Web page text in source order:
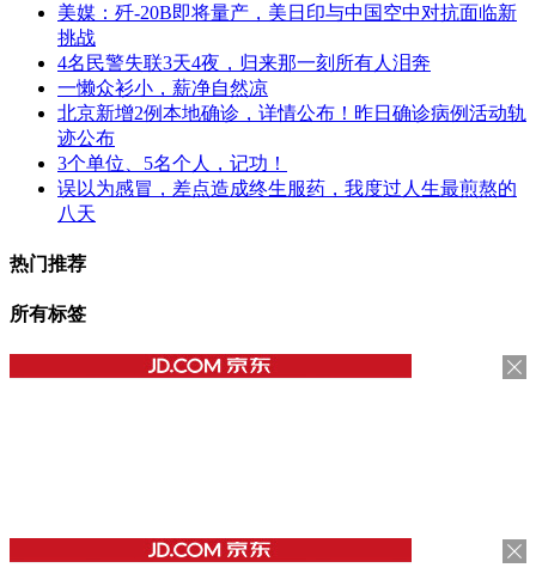
美媒：歼-20B即将量产，美日印与中国空中对抗面临新
挑战
4名民警失联3天4夜，归来那一刻所有人泪奔
一懒众衫小，薪净自然凉
北京新增2例本地确诊，详情公布！昨日确诊病例活动轨
迹公布
3个单位、5名个人，记功！
误以为感冒，差点造成终生服药，我度过人生最煎熬的
八天
热门推荐
所有标签